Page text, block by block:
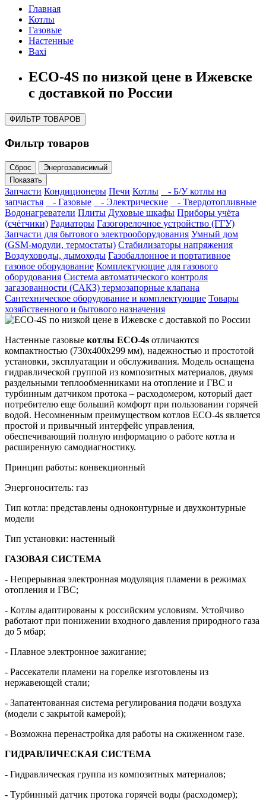
Главная
Котлы
Газовые
Настенные
Baxi
ECO-4S по низкой цене в Ижевске
с доставкой по России
ФИЛЬТР ТОВАРОВ
Фильтр товаров
Сброс
Энергозависимый
Показать
Запчасти Кондиционеры Печи Котлы
- Б/У котлы на
запчастья
- Газовые - Электрические
- Твердотопливные
Водонагреватели Плиты Духовые шкафы Приборы учёта
(счётчики) Радиаторы Газогорелочное устройство (ГГУ)
Запчасти для бытового электрооборудования Умный дом
(GSM-модули, термостаты) Cтабилизаторы напряжения
Воздуховоды, дымоходы Газобаллонное и портативное
газовое оборудование Комплектующие для газового
оборудования Система автоматического контроля
загазованности (САКЗ) термозапорные клапана
Сантехническое оборудование и комплектующие Товары
хозяйственного и бытового назначения
Настенные газовые котлы ECO-4s отличаются
компактностью (730х400х299 мм), надежностью и простотой
установки, эксплуатации и обслуживания. Модель оснащена
гидравлической группой из композитных материалов, двумя
раздельными теплообменниками на отопление и ГВС и
турбинным датчиком протока – расходомером, который дает
потребителю еще больший комфорт при пользовании горячей
водой. Несомненным преимуществом котлов ECO-4s является
простой и привычный интерфейс управления,
обеспечивающий полную информацию о работе котла и
расширенную самодиагностику.
Принцип работы: конвекционный
Энергоноситель: газ
Тип котла: представлены одноконтурные и двухконтурные
модели
Тип установки: настенный
ГАЗОВАЯ СИСТЕМА
- Непрерывная электронная модуляция пламени в режимах
отопления и ГВС;
- Котлы адаптированы к российским условиям. Устойчиво
работают при понижении входного давления природного газа
до 5 мбар;
- Плавное электронное зажигание;
- Рассекатели пламени на горелке изготовлены из
нержавеющей стали;
- Запатентованная система регулирования подачи воздуха
(модели с закрытой камерой);
- Возможна перенастройка для работы на сжиженном газе.
ГИДРАВЛИЧЕСКАЯ СИСТЕМА
- Гидравлическая группа из композитных материалов;
- Турбинный датчик протока горячей воды (расходомер);